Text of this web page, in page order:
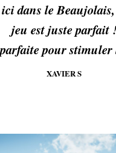
ici dans le
jeu est juste parfait
pour stimuler
XAVIER S